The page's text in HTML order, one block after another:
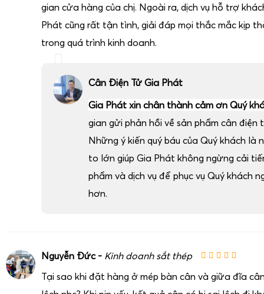
gian cửa hàng của chị. Ngoài ra, dịch vụ hỗ trợ
Phát cũng rất tận tình, giải đáp mọi thắc mắc kịp
trong quá trình kinh doanh.
Cân Điện Tử Gia Phát
Gia Phát xin chân thành cảm ơn Quý
gian gửi phản hồi về sản phẩm cân điện
Những ý kiến quý báu của Quý khách là
to lớn giúp Gia Phát không ngừng cải
phẩm và dịch vụ để phục vụ Quý khách
hơn.
Nguyễn Đức - Kinh doanh sắt thép
Tại sao khi đặt hàng ở mép bàn cân và giữa đĩa